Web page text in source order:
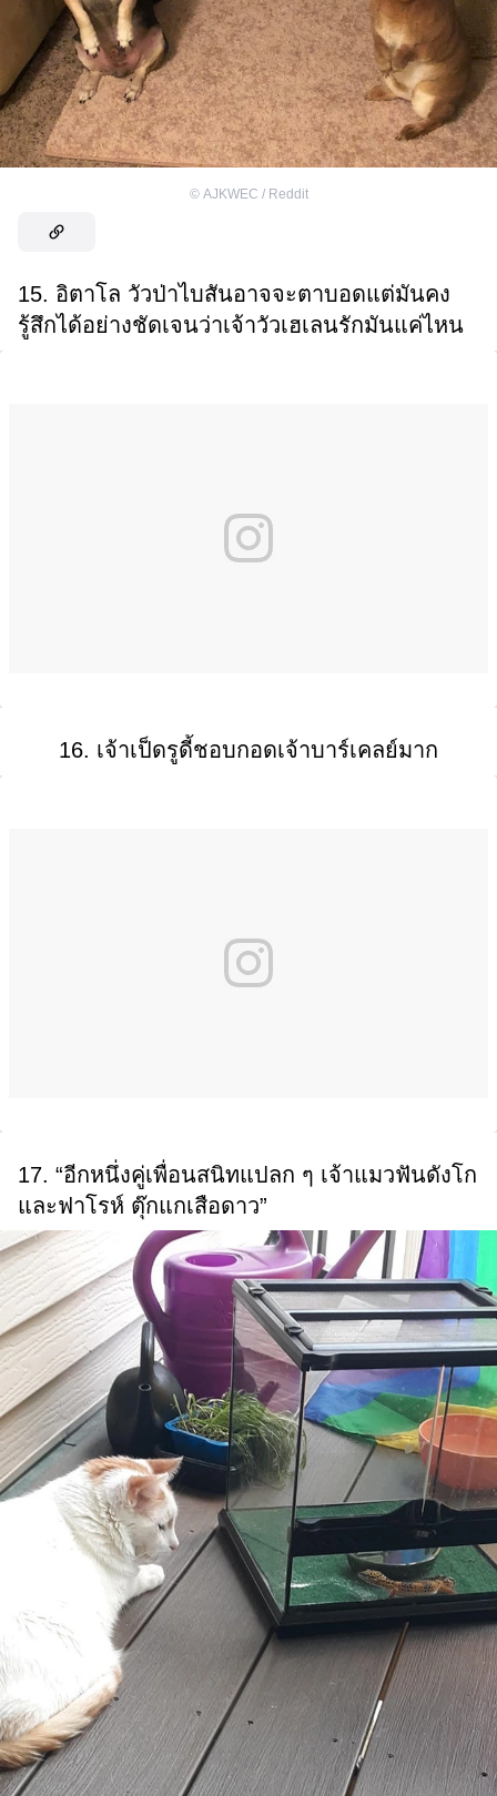
© AJKWEC / Reddit
15. อิตาโล วัวป่าไบสันอาจจะตาบอดแต่มันคง
รู้สึกได้อย่างชัดเจนว่าเจ้าวัวเฮเลนรักมันแค่ไหน
16. เจ้าเป็ดรูดี้ชอบกอดเจ้าบาร์เคลย์มาก
17. “อีกหนึ่งคู่เพื่อนสนิทแปลก ๆ เจ้าแมวฟันดังโก
และฟาโรห์ ตุ๊กแกเสือดาว”